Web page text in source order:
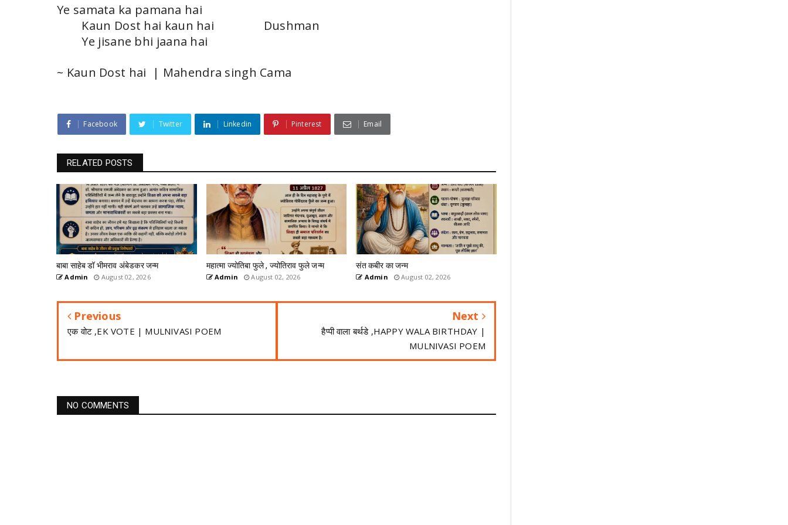
Ye samata ka pamana hai
Kaun Dost hai kaun hai Dushman
Ye jisane bhi jaana hai
~ Kaun Dost hai | Mahendra singh Cama
Facebook Twitter Linkedin Pinterest Email
RELATED POSTS
बाबा साहेब डॉ भीमराव अंबेडकर जन्म
Admin August 02, 2026
महात्मा ज्योतिबा फुले , ज्योतिराव फुले जन्म
Admin August 02, 2026
संत कबीर का जन्म
Admin August 02, 2026
Previous
एक वोट ,EK VOTE | MULNIVASI POEM
Next
हैप्पी वाला बर्थडे ,HAPPY WALA BIRTHDAY |
MULNIVASI POEM
NO COMMENTS